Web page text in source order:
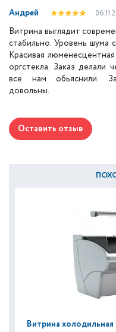
Андрей
Витрина выглядит
стабильно. Уровень шума
Красивая
оргстекла. Заказ делали
все нам обьяснили.
довольны.
Оставить отзыв
Витрина холодильная